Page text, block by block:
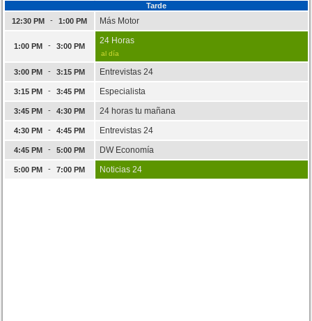
Tarde
12:30 PM
- 1:00 PM Más Motor
1:00 PM - 3:00 PM
24 Horas
al día
3:00 PM - 3:15 PM Entrevistas 24
3:15 PM - 3:45 PM Especialista
3:45 PM - 4:30 PM 24 horas tu mañana
4:30 PM - 4:45 PM Entrevistas 24
4:45 PM - 5:00 PM DW Economía
5:00 PM - 7:00 PM Noticias 24